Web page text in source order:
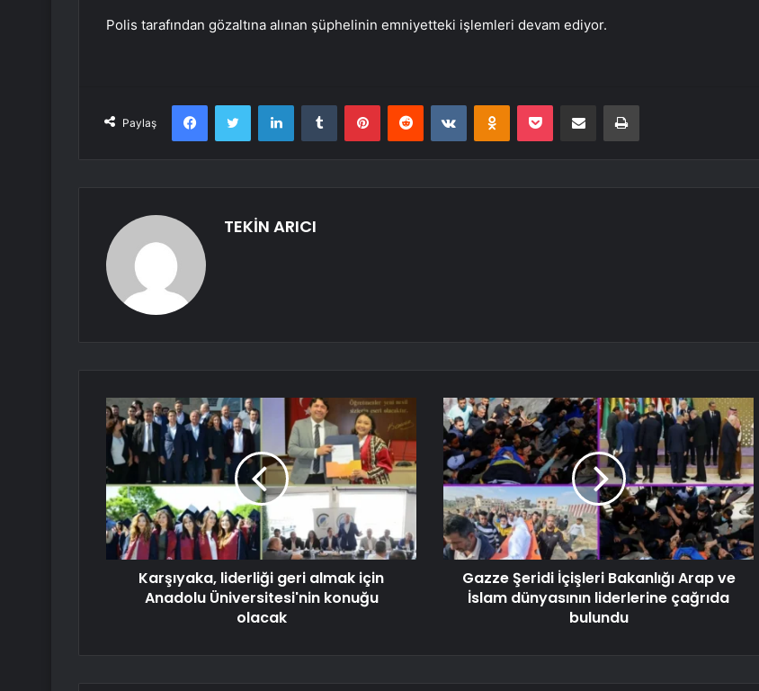
Polis tarafından gözaltına alınan şüphelinin emniyetteki işlemleri devam ediyor.
Paylaş
FacebookTwitter LinkedInTumblr PinterestReddit VKontakteOdnoklassniki
Pocket E-Posta ile paylaş Yazdır
TEKİN ARICI
Karşıyaka, liderliği geri almak için
Anadolu Üniversitesi'nin konuğu
olacak
Gazze Şeridi İçişleri Bakanlığı Arap ve
İslam dünyasının liderlerine çağrıda
bulundu